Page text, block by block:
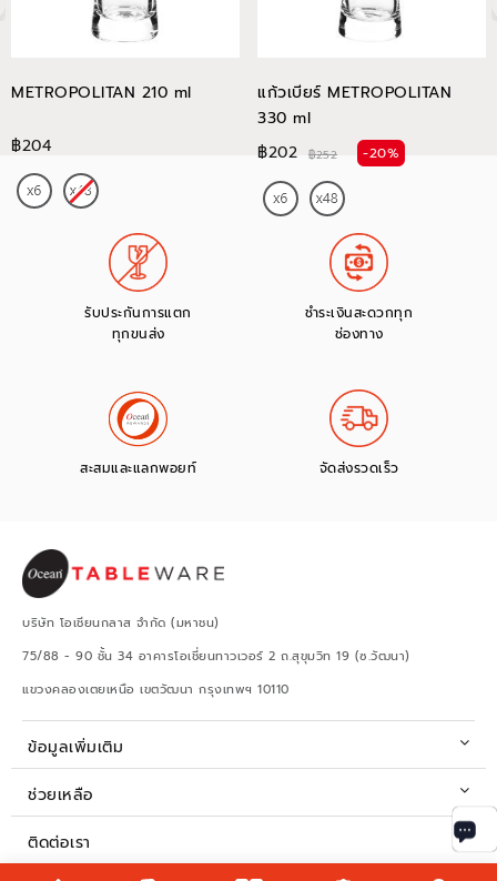
METROPOLITAN 210 ml
฿204
แก้วเบียร์ METROPOLITAN
330 ml
฿202
฿252 -20%
รับประกันการแตก
ทุกขนส่ง
ชำระเงินสะดวกทุก
ช่องทาง
สะสมและแลกพอยท์ จัดส่งรวดเร็ว
บริษัท โอเชียนกลาส จำกัด (มหาชน)
75/88 - 90 ชั้น 34 อาคารโอเชี่ยนทาวเวอร์ 2 ถ.สุขุมวิท 19 (ซ.วัฒนา)
แขวงคลองเตยเหนือ เขตวัฒนา กรุงเทพฯ 10110
ข้อมูลเพิ่มเติม
ช่วยเหลือ
ติดต่อเรา